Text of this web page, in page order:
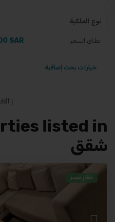
نوع الملكية
نطاق السعر SAR
خيارات بحث إضافية
listed in
شقق
عقار مميز